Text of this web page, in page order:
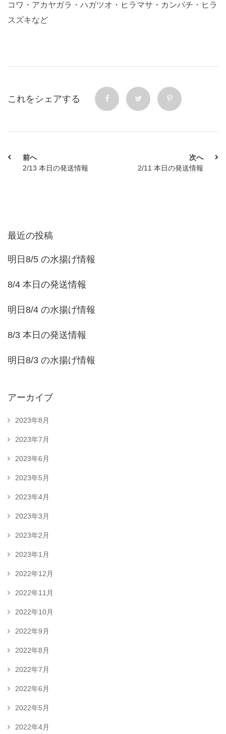
コワ・アカヤガラ・ハガツオ・ヒラマサ・カンパチ・ヒラ
スズキなど
これをシェアする
前へ
2/13 本日の発送情報
次へ
2/11 本日の発送情報
最近の投稿
明日8/5 の水揚げ情報
8/4 本日の発送情報
明日8/4 の水揚げ情報
8/3 本日の発送情報
明日8/3 の水揚げ情報
アーカイブ
2023年8月
2023年7月
2023年6月
2023年5月
2023年4月
2023年3月
2023年2月
2023年1月
2022年12月
2022年11月
2022年10月
2022年9月
2022年8月
2022年7月
2022年6月
2022年5月
2022年4月